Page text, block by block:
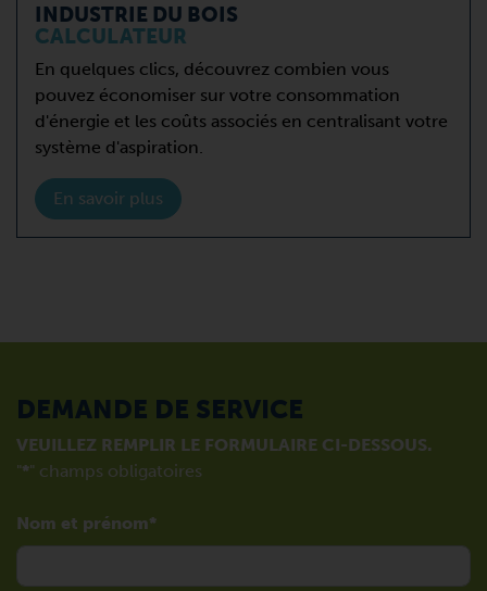
INDUSTRIE DU BOIS
CALCULATEUR
En quelques clics, découvrez combien vous
pouvez économiser sur votre consommation
d'énergie et les coûts associés en centralisant votre
système d'aspiration.
En savoir plus
DEMANDE DE SERVICE
VEUILLEZ REMPLIR LE FORMULAIRE CI-DESSOUS.
"*" champs obligatoires
Nom et prénom